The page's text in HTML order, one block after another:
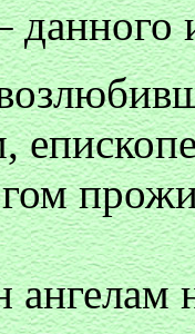
данного